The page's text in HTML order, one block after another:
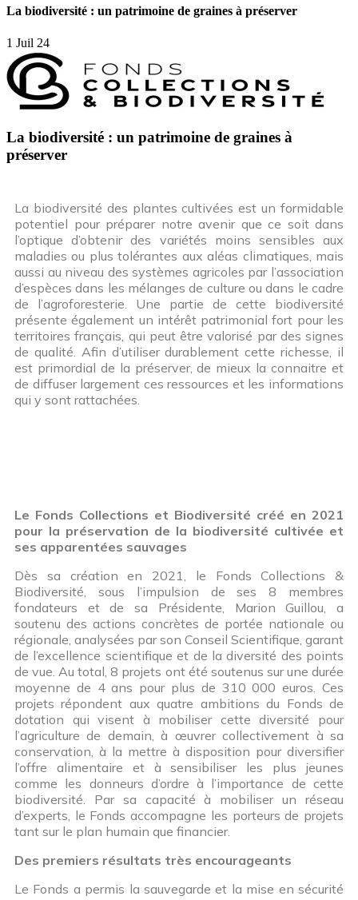
La biodiversité : un patrimoine de graines à préserver
1 Juil 24
La biodiversité : un patrimoine de graines à
préserver
La biodiversité des plantes cultivées est un formidable
potentiel pour préparer notre avenir que ce soit dans
l’optique d’obtenir des variétés moins sensibles aux
maladies ou plus tolérantes aux aléas climatiques, mais
aussi au niveau des systèmes agricoles par l’association
d’espèces dans les mélanges de culture ou dans le cadre
de l’agroforesterie. Une partie de cette biodiversité
présente également un intérêt patrimonial fort pour les
territoires français, qui peut être valorisé par des signes
de qualité. Afin d’utiliser durablement cette richesse, il
est primordial de la préserver, de mieux la connaitre et
de diffuser largement ces ressources et les informations
qui y sont rattachées.
Le Fonds Collections et Biodiversité créé en 2021
pour la préservation de la biodiversité cultivée et
ses apparentées sauvages
Dès sa création en 2021, le Fonds Collections &
Biodiversité, sous l’impulsion de ses 8 membres
fondateurs et de sa Présidente, Marion Guillou, a
soutenu des actions concrètes de portée nationale ou
régionale, analysées par son Conseil Scientifique, garant
de l’excellence scientifique et de la diversité des points
de vue. Au total, 8 projets ont été soutenus sur une durée
moyenne de 4 ans pour plus de 310 000 euros. Ces
projets répondent aux quatre ambitions du Fonds de
dotation qui visent à mobiliser cette diversité pour
l’agriculture de demain, à œuvrer collectivement à sa
conservation, à la mettre à disposition pour diversifier
l’offre alimentaire et à sensibiliser les plus jeunes
comme les donneurs d’ordre à l’importance de cette
biodiversité. Par sa capacité à mobiliser un réseau
d’experts, le Fonds accompagne les porteurs de projets
tant sur le plan humain que financier.
Des premiers résultats très encourageants
Le Fonds a permis la sauvegarde et la mise en sécurité